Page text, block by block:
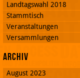
Landtagswahl 2018
Stammtisch
Veranstaltungen
Versammlungen
Archiv
August 2023